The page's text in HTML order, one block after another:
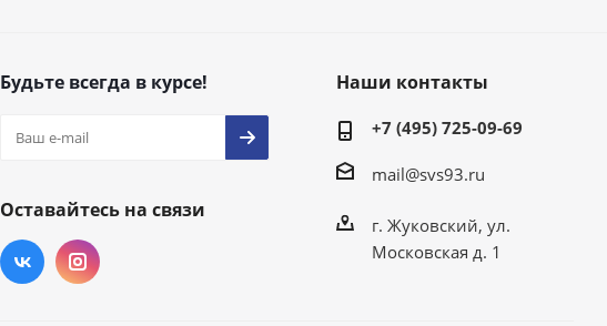
Будьте всегда в курсе!
Оставайтесь на связи
Наши контакты
+7 (495) 725-09-69
mail@svs93.ru
г. Жуковский, ул.
Московская д. 1